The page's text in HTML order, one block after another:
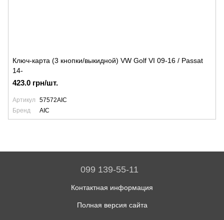
Ключ-карта (3 кнопки/выкидной) VW Golf VI 09-16 / Passat
14-
423.0 грн/шт.
Артикул
57572AIC
Бренд
AIC
099 139-55-11
Контактная информация
Полная версия сайта